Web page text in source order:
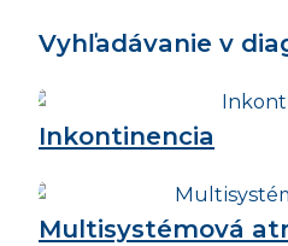
Vyhľadávanie v
Inkontinencia
Multisystémová